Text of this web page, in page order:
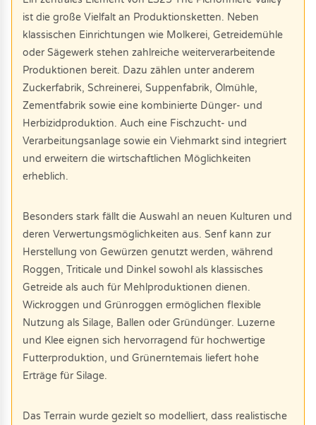
ist die große Vielfalt an Produktionsketten. Neben
klassischen Einrichtungen wie Molkerei, Getreidemühle
oder Sägewerk stehen zahlreiche weiterverarbeitende
Produktionen bereit. Dazu zählen unter anderem
Zuckerfabrik, Schreinerei, Suppenfabrik, Ölmühle,
Zementfabrik sowie eine kombinierte Dünger- und
Herbizidproduktion. Auch eine Fischzucht- und
Verarbeitungsanlage sowie ein Viehmarkt sind integriert
und erweitern die wirtschaftlichen Möglichkeiten
erheblich.
Besonders stark fällt die Auswahl an neuen Kulturen und
deren Verwertungsmöglichkeiten aus. Senf kann zur
Herstellung von Gewürzen genutzt werden, während
Roggen, Triticale und Dinkel sowohl als klassisches
Getreide als auch für Mehlproduktionen dienen.
Wickroggen und Grünroggen ermöglichen flexible
Nutzung als Silage, Ballen oder Gründünger. Luzerne
und Klee eignen sich hervorragend für hochwertige
Futterproduktion, und Grünerntemais liefert hohe
Erträge für Silage.
Das Terrain wurde gezielt so modelliert, dass realistische